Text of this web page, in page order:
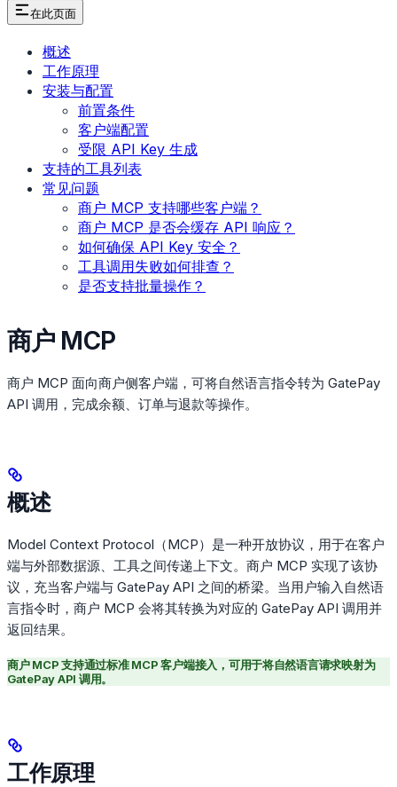
在此页面
概述
工作原理
安装与配置
前置条件
客户端配置
受限 API Key 生成
支持的工具列表
常见问题
商户 MCP 支持哪些客户端？
商户 MCP 是否会缓存 API 响应？
如何确保 API Key 安全？
工具调用失败如何排查？
是否支持批量操作？
商户 MCP
商户 MCP 面向商户侧客户端，可将自然语言指令转为 GatePay
API 调用，完成余额、订单与退款等操作。
概述
Model Context Protocol（MCP）是一种开放协议，用于在客户
端与外部数据源、工具之间传递上下文。商户 MCP 实现了该协
议，充当客户端与 GatePay API 之间的桥梁。当用户输入自然语
言指令时，商户 MCP 会将其转换为对应的 GatePay API 调用并
返回结果。
商户 MCP 支持通过标准 MCP 客户端接入，可用于将自然语言请求映射为
GatePay API 调用。
工作原理